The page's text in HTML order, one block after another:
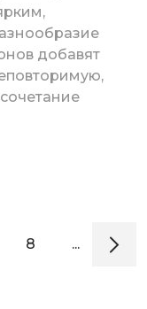
добавят
8 ... 21